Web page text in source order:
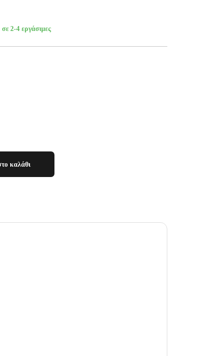
2-4 εργάσιμες
καλάθι